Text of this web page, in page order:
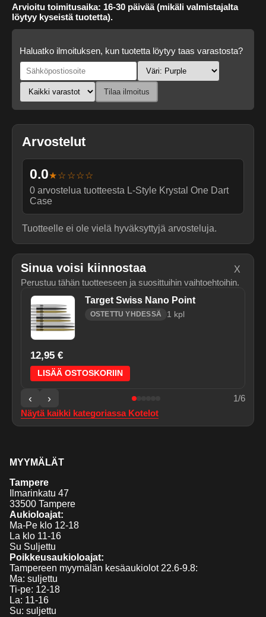
Arvostelut
0.0★☆☆☆☆
0 arvostelua tuotteesta L-Style Krystal One Dart
Case
Tuotteelle ei ole vielä hyväksyttyjä arvosteluja.
Arvioitu toimitusaika: 16-30 päivää (mikäli valmistajalta
löytyy kyseistä tuotetta).
Haluatko ilmoituksen, kun tuotetta löytyy taas varastosta?
Tilaa ilmoitus
Sinua voisi kiinnostaa
Perustuu tähän tuotteeseen ja suosittuihin vaihtoehtoihin.
X
Target Swiss Nano Point
OSTETTU YHDESSÄ 1 kpl
12,95 €
LISÄÄ OSTOSKORIIN
‹ › 1/6
Näytä kaikki kategoriassa Kotelot
MYYMÄLÄT
Tampere
Ilmarinkatu 47
33500 Tampere
Aukioloajat:
Ma-Pe klo 12-18
La klo 11-16
Su Suljettu
Poikkeusaukioloajat:
Tampereen myymälän kesäaukiolot 22.6-9.8:
Ma: suljettu
Ti-pe: 12-18
La: 11-16
Su: suljettu